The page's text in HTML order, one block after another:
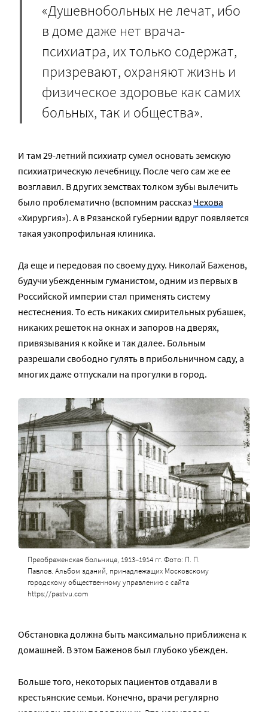
«Душевнобольных не лечат, ибо
в доме даже нет врача-
психиатра, их только содержат,
призревают, охраняют жизнь и
физическое здоровье как самих
больных, так и общества».
И там 29-летний психиатр сумел основать земскую
психиатрическую лечебницу. После чего сам же ее
возглавил. В других земствах толком зубы вылечить
было проблематично (вспомним рассказЧехова
«Хирургия»). А в Рязанской губернии вдруг появляется
такая узкопрофильная клиника.
Да еще и передовая по своему духу. Николай Баженов,
будучи убежденным гуманистом, одним из первых в
Российской империи стал применять систему
нестеснения. То есть никаких смирительных рубашек,
никаких решеток на окнах и запоров на дверях,
привязывания к койке и так далее. Больным
разрешали свободно гулять в прибольничном саду, а
многих даже отпускали на прогулки в город.
Преображенская больница, 1913–1914 гг. Фото: П. П.
Павлов. Альбом зданий, принадлежащих Московскому
городскому общественному управлению с сайта
https://pastvu.com
Обстановка должна быть максимально приближена к
домашней. В этом Баженов был глубоко убежден.
Больше того, некоторых пациентов отдавали в
крестьянские семьи. Конечно, врачи регулярно